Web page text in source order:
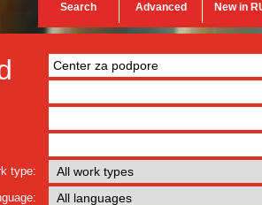
Search Advanced New in
type: